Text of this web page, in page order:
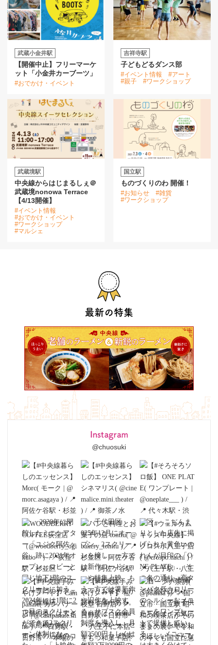
最新の特集
Instagram
@chuosuki
武蔵小金井駅
【開催中止】フリーマーケ
ット「小金井カーブーツ」
#おでかけ・イベント
吉祥寺駅
子どもどるダンス部
#イベント情報
#アート
#親子
#ワークショップ
武蔵境駅
中央線からはじまるしぇ＠
武蔵境nonowa Terrace
【4/13開催】
#イベント情報
#おでかけ・イベント
#ワークショップ
#マルシェ
国立駅
ものづくりのわ 開催！
#お知らせ
#雑貨
#ワークショップ